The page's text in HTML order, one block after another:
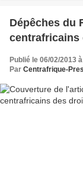
Dépêches du
centrafricains
Publié le 06/02/2013
Par Centrafrique-